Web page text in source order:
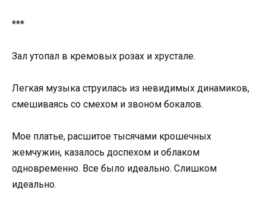
***
Зал утопал в кремовых розах и хрустале.
Легкая музыка струилась из невидимых динамиков,
смешиваясь со смехом и звоном бокалов.
Мое платье, расшитое тысячами крошечных
жемчужин, казалось доспехом и облаком
одновременно. Все было идеально. Слишком
идеально.